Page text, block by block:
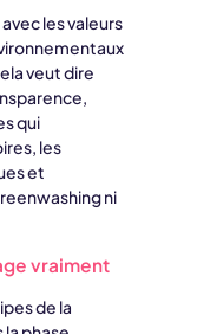
les valeurs
veut dire
qui
les
et
ni
vraiment
de la